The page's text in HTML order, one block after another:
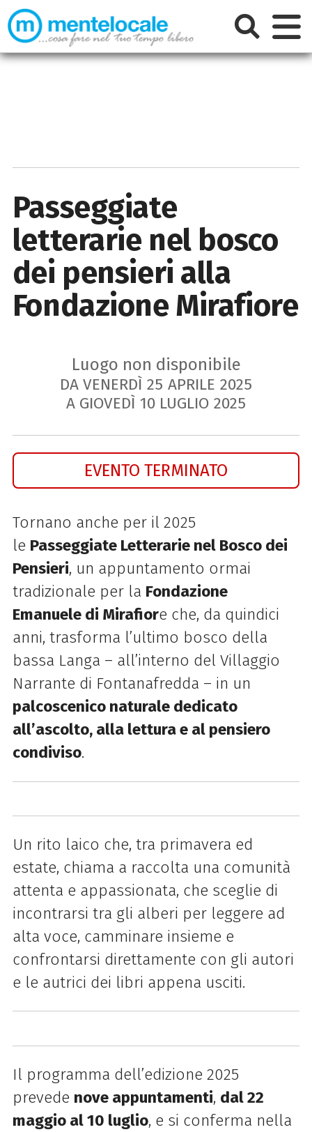
Passeggiate
letterarie nel bosco
dei pensieri alla
Fondazione Mirafiore
Luogo non disponibile
DA VENERDÌ 25 APRILE 2025
A GIOVEDÌ 10 LUGLIO 2025
EVENTO TERMINATO
Tornano anche per il 2025
le Passeggiate Letterarie nel Bosco dei
Pensieri, un appuntamento ormai
tradizionale per la Fondazione
Emanuele di Mirafiore che, da quindici
anni, trasforma l’ultimo bosco della
bassa Langa – all’interno del Villaggio
Narrante di Fontanafredda – in un
palcoscenico naturale dedicato
all’ascolto, alla lettura e al pensiero
condiviso.
Un rito laico che, tra primavera ed
estate, chiama a raccolta una comunità
attenta e appassionata, che sceglie di
incontrarsi tra gli alberi per leggere ad
alta voce, camminare insieme e
confrontarsi direttamente con gli autori
e le autrici dei libri appena usciti.
Il programma dell’edizione 2025
prevede nove appuntamenti, dal 22
maggio al 10 luglio, e si conferma nella